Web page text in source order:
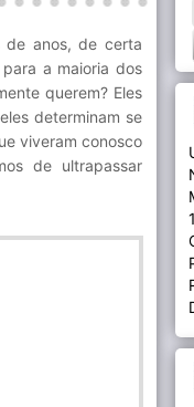
de anos, de certa
a maioria dos
querem? Eles
determinam se
viveram conosco
de ultrapassar